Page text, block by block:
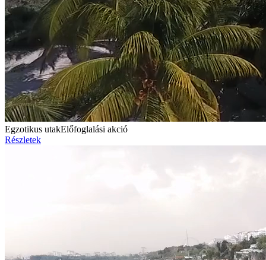
Egzotikus utakElőfoglalási akció
Részletek